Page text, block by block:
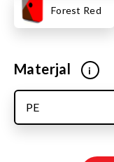
Forest Red
Materjal i
PE